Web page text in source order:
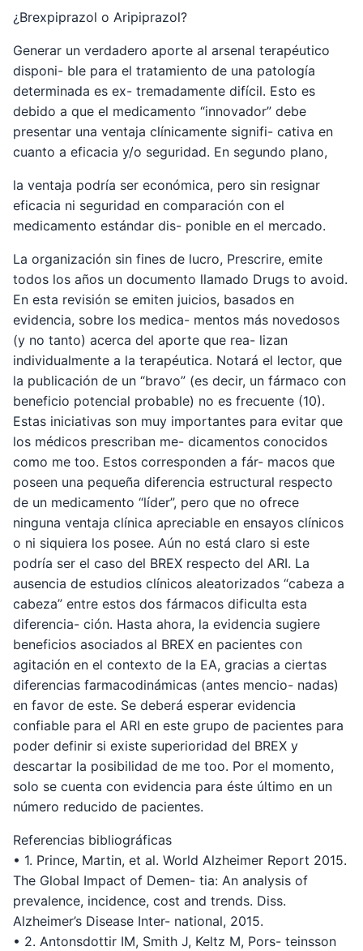
¿Brexpiprazol o Aripiprazol?
Generar un verdadero aporte al arsenal terapéutico
disponi- ble para el tratamiento de una patología
determinada es ex- tremadamente difícil. Esto es
debido a que el medicamento “innovador” debe
presentar una ventaja clínicamente signifi- cativa en
cuanto a eficacia y/o seguridad. En segundo plano,
la ventaja podría ser económica, pero sin resignar
eficacia ni seguridad en comparación con el
medicamento estándar dis- ponible en el mercado.
La organización sin fines de lucro, Prescrire, emite
todos los años un documento llamado Drugs to avoid.
En esta revisión se emiten juicios, basados en
evidencia, sobre los medica- mentos más novedosos
(y no tanto) acerca del aporte que rea- lizan
individualmente a la terapéutica. Notará el lector, que
la publicación de un “bravo” (es decir, un fármaco con
beneficio potencial probable) no es frecuente (10).
Estas iniciativas son muy importantes para evitar que
los médicos prescriban me- dicamentos conocidos
como me too. Estos corresponden a fár- macos que
poseen una pequeña diferencia estructural respecto
de un medicamento “líder”, pero que no ofrece
ninguna ventaja clínica apreciable en ensayos clínicos
o ni siquiera los posee. Aún no está claro si este
podría ser el caso del BREX respecto del ARI. La
ausencia de estudios clínicos aleatorizados “cabeza a
cabeza” entre estos dos fármacos dificulta esta
diferencia- ción. Hasta ahora, la evidencia sugiere
beneficios asociados al BREX en pacientes con
agitación en el contexto de la EA, gracias a ciertas
diferencias farmacodinámicas (antes mencio- nadas)
en favor de este. Se deberá esperar evidencia
confiable para el ARI en este grupo de pacientes para
poder definir si existe superioridad del BREX y
descartar la posibilidad de me too. Por el momento,
solo se cuenta con evidencia para éste último en un
número reducido de pacientes.
Referencias bibliográficas
• 1. Prince, Martin, et al. World Alzheimer Report 2015.
The Global Impact of Demen- tia: An analysis of
prevalence, incidence, cost and trends. Diss.
Alzheimer’s Disease Inter- national, 2015.
• 2. Antonsdottir IM, Smith J, Keltz M, Pors- teinsson